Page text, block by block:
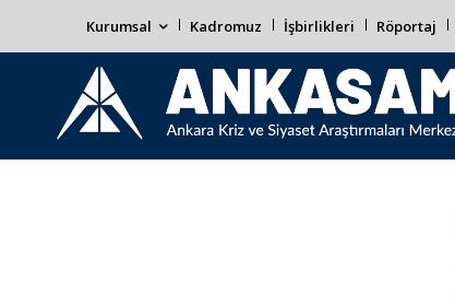
Kurumsal Kadromuz İşbirlikleri Röportaj